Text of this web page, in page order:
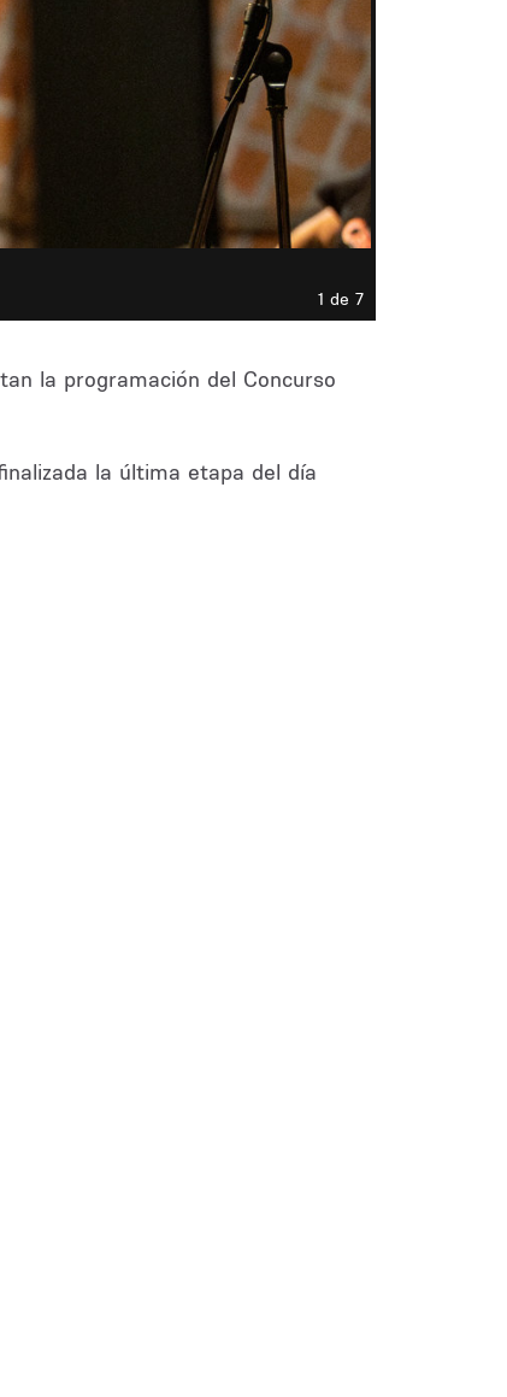
1 de 7
la programación del Concurso
la última etapa del día